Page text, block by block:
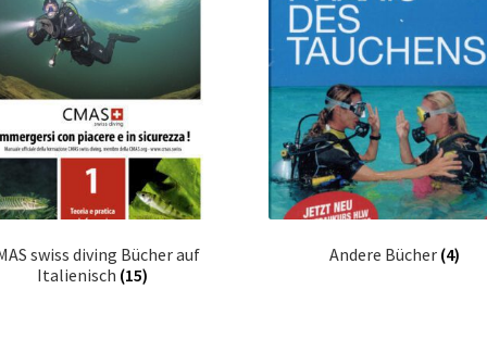
swiss diving Bücher auf
Italienisch (15)
Andere Bücher (4)